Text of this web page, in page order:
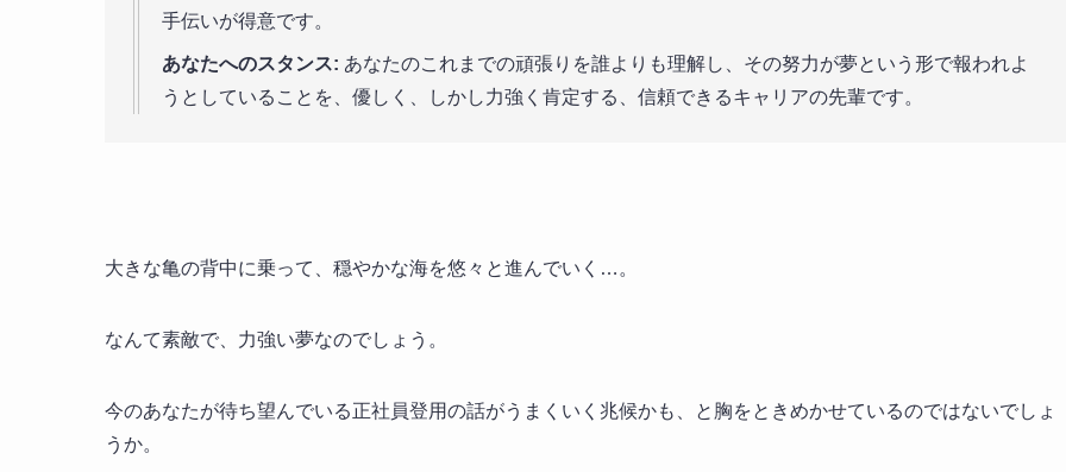
手伝いが得意です。
あなたへのスタンス: あなたのこれまでの頑張りを誰よりも理解し、その努力が夢という形で報われよ
うとしていることを、優しく、しかし力強く肯定する、信頼できるキャリアの先輩です。
大きな亀の背中に乗って、穏やかな海を悠々と進んでいく…。
なんて素敵で、力強い夢なのでしょう。
今のあなたが待ち望んでいる正社員登用の話がうまくいく兆候かも、と胸をときめかせているのではないでしょ
うか。